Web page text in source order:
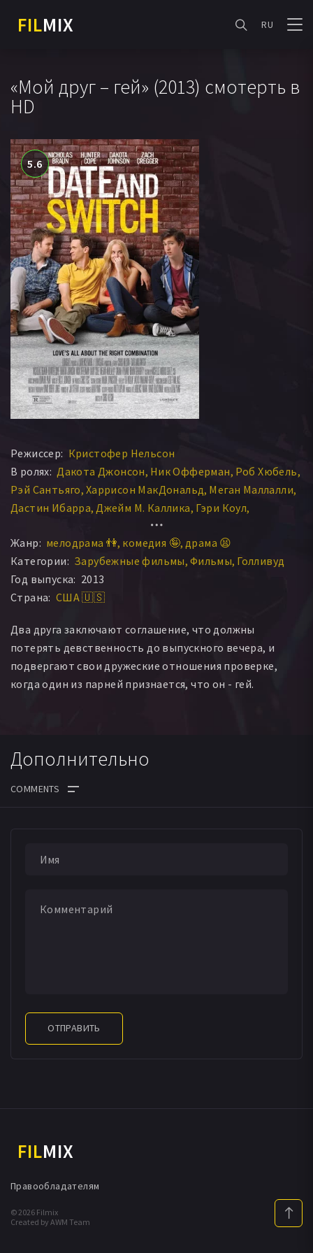
FILMIX RU
«Мой друг – гей» (2013) смотерть в
HD
5.6
Режиссер: Кристофер Нельсон
В ролях: Дакота Джонсон Ник Офферман Роб Хюбель
Рэй Сантьяго Харрисон МакДональд Меган Маллалли
Дастин Ибарра Джейм М. Каллика Гэри Коул
Адам ДиМарко
Харрис Аллан Николас Браун Венди МакЛендон-Кови
Куинн Лорд
Зак Креггер Кайнан Виб Азиз Ансари
Роб Карпентер Дрима Уокер
Ларри Уилмор
Сэмюэл Патрик Чу
Дариен Провост Брайс Ходжсон Фрейзер Айтчесон
Эндрю Дженкинс Уилльям Вон Эрик Фрейлих
Тайрел Уизерспун Пол Лейзенби Дарси Майкл
Хэл Майшрэлл Мэтт Грейнинг Скотти Мак
Жанр: мелодрама 👫 комедия 🤪 драма 😫
Категории: Зарубежные фильмы Фильмы Голливуд
Год выпуска: 2013
Страна: США 🇺🇸
Два друга заключают соглашение, что должны
потерять девственность до выпускного вечера, и
подвергают свои дружеские отношения проверке,
когда один из парней признается, что он - гей.
Дополнительно
ОТПРАВИТЬ
FILMIX
© 2026 Filmix
Created by AWM Team
Правообладателям